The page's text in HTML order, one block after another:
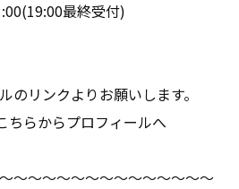
最終受付)
リンクよりお願いします。
らからプロフィールへ
～～～～～～～～～～～～～～